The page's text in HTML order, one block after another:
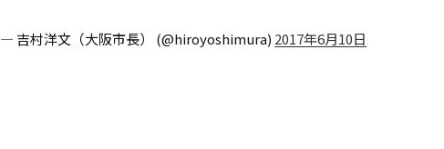
— 吉村洋文（大阪市長） (@hiroyoshimura) 2017年6月10日